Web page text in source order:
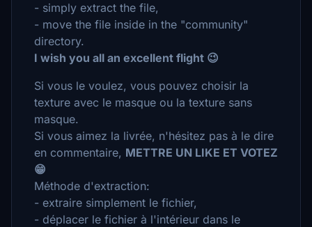
- simply extract the file,
- move the file inside in the "community"
directory.
I wish you all an excellent flight 😉
Si vous le voulez, vous pouvez choisir la
texture avec le masque ou la texture sans
masque.
Si vous aimez la livrée, n'hésitez pas à le dire
en commentaire, METTRE UN LIKE ET VOTEZ
😁
Méthode d'extraction:
- extraire simplement le fichier,
- déplacer le fichier à l'intérieur dans le